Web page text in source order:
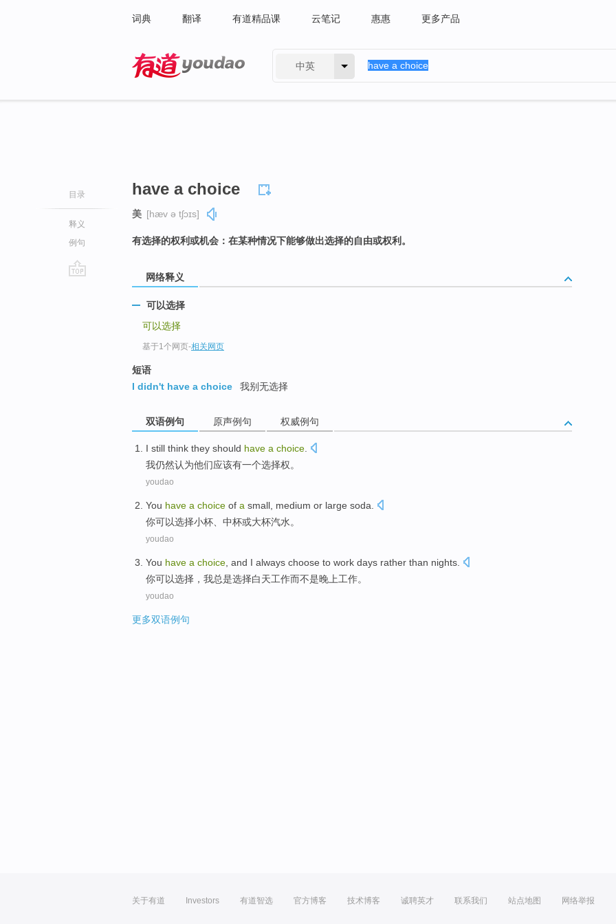
词典 翻译 有道精品课 云笔记 惠惠 更多产品
中英
目录
释义
例句
have a choice
美 [hæv ə tʃɔɪs]
有选择的权利或机会：在某种情况下能够做出选择的自由或权利。
网络释义
可以选择
可以选择
基于1个网页-相关网页
短语
I didn't have a choice
我别无选择
双语例句 原声例句 权威例句
I still think they should have a choice.
我仍然认为他们应该有一个选择权。
youdao
You have a choice of a small medium or large soda
你可以选择小杯、 中杯或大杯汽水。
youdao
You have a choice , and I always choose to work days rather than nights
你可以选择 ， 我总是选择白天工作而不是晚上工作。
youdao
更多双语例句
关于有道 Investors 有道智选 官方博客 技术博客 诚聘英才 联系我们 站点地图 网络举报